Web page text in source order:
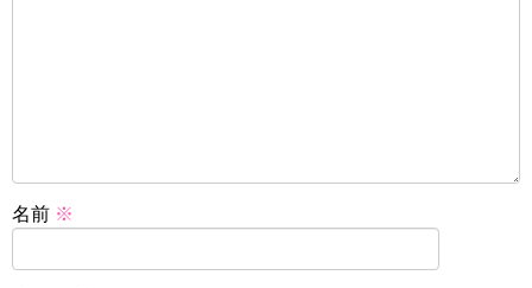
名前 ※